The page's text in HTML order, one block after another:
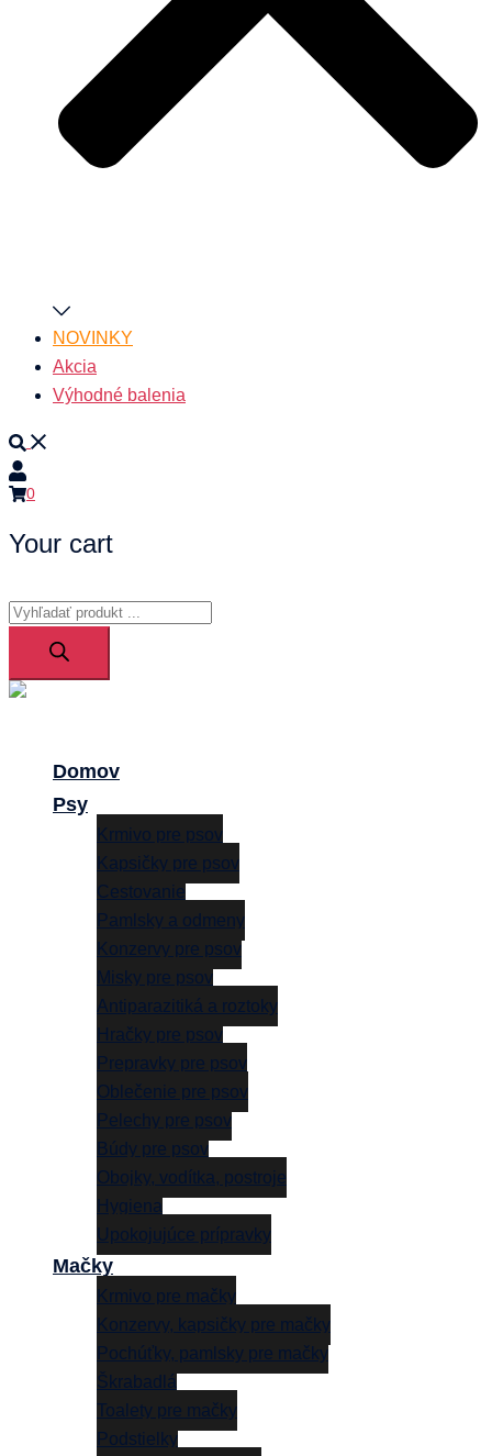
NOVINKY
Akcia
Výhodné balenia
Search
0
Your cart
Products
search
Domov
Psy
Krmivo pre psov
Kapsičky pre psov
Cestovanie
Pamlsky a odmeny
Konzervy pre psov
Misky pre psov
Antiparazitiká a roztoky
Hračky pre psov
Prepravky pre psov
Oblečenie pre psov
Pelechy pre psov
Búdy pre psov
Obojky, vodítka, postroje
Hygiena
Upokojujúce prípravky
Mačky
Krmivo pre mačky
Konzervy, kapsičky pre mačky
Pochúťky, pamlsky pre mačky
Škrabadlá
Toalety pre mačky
Podstielky